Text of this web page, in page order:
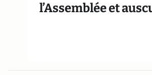
l’Assemblée et